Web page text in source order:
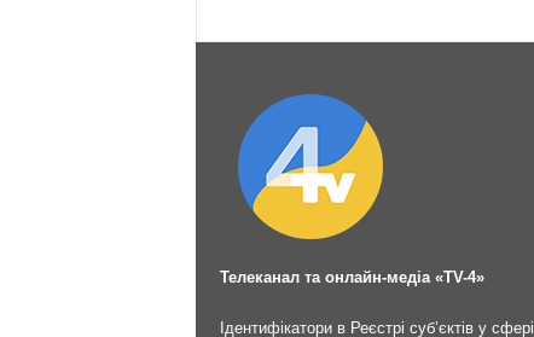
Телеканал та онлайн-медіа «TV-4»
Ідентифікатори в Реєстрі суб’єктів у сфері